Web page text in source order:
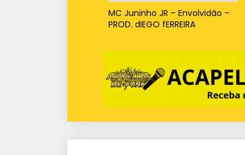
MC Juninho JR – Envolvidão –
PROD. dIEGO fERREIRA